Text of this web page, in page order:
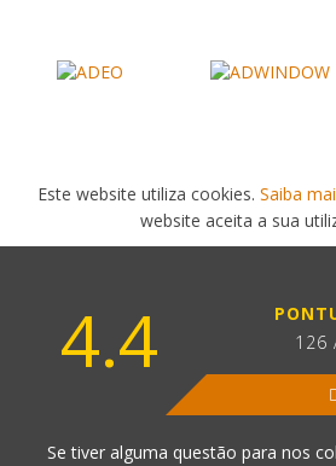
Este website utiliza cookies. Saiba
website aceita a sua
4.4
126
Se tiver alguma questão para nos